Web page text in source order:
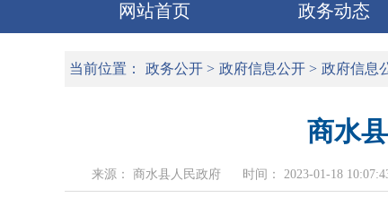
网站首页 政务动态
当前位置： 政务公开 > 政府信息公开 > 政府信息
商水
来源： 商水县人民政府 时间： 2023-01-18